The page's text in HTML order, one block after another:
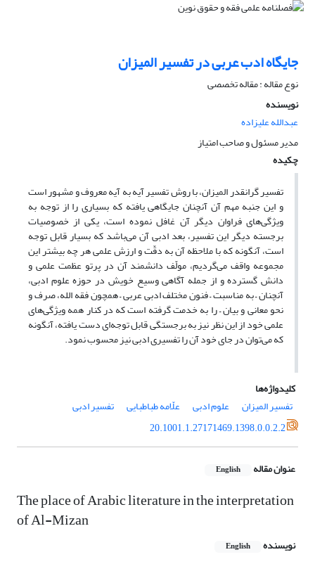
جایگاه ادب عربی در تفسیر المیزان
نوع مقاله : مقاله تخصصی
نویسنده
عبدالله علیزاده
مدیر مسئول و صاحب امتیاز
چکیده
تفسیر گرانقدر المیزان، با روش تفسیر آیه به آیه معروف و مشهور است
و این جنبه مهم آن آنچنان جایگاهی یافته که بسیاری را از توجه به
ویژگی‌های فراوان دیگر آن غافل نموده است، یکی از خصوصیات
برجسته دیگر این تفسیر، بعد ادبی آن می‌باشد که بسیار قابل توجه
است، آنگونه که با ملاحظه آن به دقّت و ارزش علمی هر چه بیشتر این
مجموعه واقف می‌گردیم، مولّف دانشمند آن در پرتو عظمت علمی و
دانش گسترده و از جمله آگاهی وسیع خویش در حوزه علوم ادبی،
آنچنان – به مناسبت – فنون مختلف ادبی عربی – همچون فقه الله، صرف و
نحو معانی و بیان – را به خدمت گرفته است که در کنار همه ویژگی‌های
علمی خود از این نظر نیز به برجستگی قابل توجه‌ای دست یافته، آنگونه
که می‌توان در جای خود آن را تفسیری ادبی نیز محسوب نمود.
کلیدواژه‌ها
تفسیر المیزان
علوم ادبی علّامه طباطبایی
تفسیر ادبی
20.1001.1.27171469.1398.0.0.2.2
عنوان مقاله English
The place of Arabic literature in the interpretation
of Al-Mizan
نویسنده English